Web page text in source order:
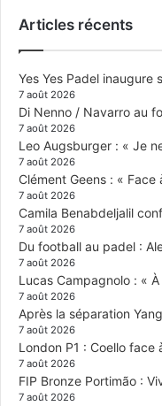
Articles récents
Yes Yes Padel
7 août 2026
Di Nenno / Navarro au
7 août 2026
Leo Augsburger : « Je
7 août 2026
Clément Geens : «
7 août 2026
Camila Benabdeljalil
7 août 2026
Du football au padel :
7 août 2026
Lucas Campagnolo : «
7 août 2026
Après la séparation
7 août 2026
London P1 : Coello
7 août 2026
FIP Bronze Portimão :
7 août 2026